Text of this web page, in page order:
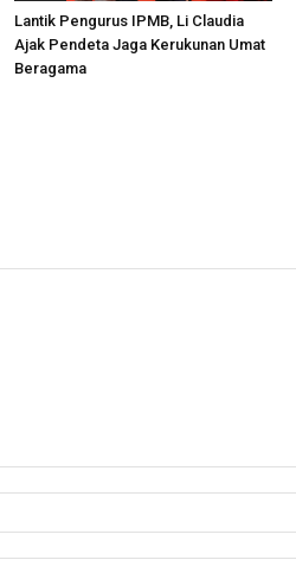
Lantik Pengurus IPMB, Li Claudia
Ajak Pendeta Jaga Kerukunan Umat
Beragama